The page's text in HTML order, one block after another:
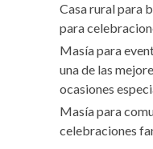
Casa rural para
para
Masía para
una de las
ocasiones
Masía para
celebraciones